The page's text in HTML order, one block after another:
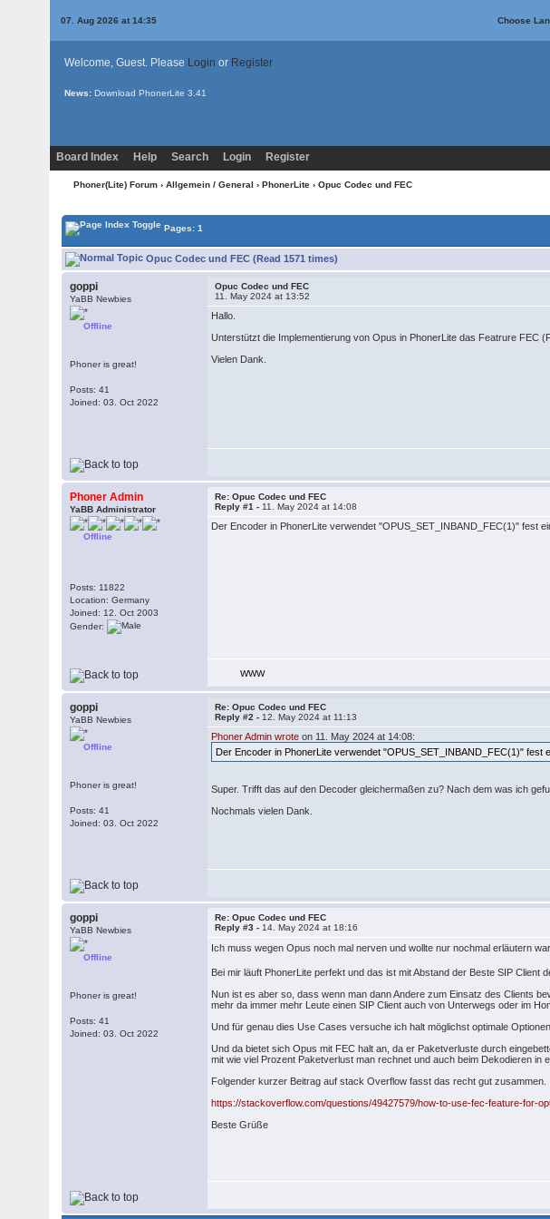
07. Aug 2026 at 14:35 Choose
Welcome, Guest. Please Login or Register
News: Download PhonerLite 3.41
Board Index Help Search Login Register
Phoner(Lite) Forum › Allgemein / General › PhonerLite › Opuc Codec und FEC
Pages: 1
Opuc Codec und FEC (Read 1571 times)
goppi
YaBB Newbies
Offline
Phoner is great!
Posts: 41
Joined: 03. Oct 2022
Opuc Codec und FEC
11. May 2024 at 13:52
Hallo.
Unterstützt die Implementierung von Opus in PhonerLite das Featrure FEC
Vielen Dank.
Phoner Admin
YaBB Administrator
Offline
Posts: 11822
Location: Germany
Joined: 12. Oct 2003
Gender:
Re: Opuc Codec und FEC
Reply #1 - 11. May 2024 at 14:08
Der Encoder in PhonerLite verwendet "OPUS_SET_INBAND_FEC(1)" fest
WWW
goppi
YaBB Newbies
Offline
Phoner is great!
Posts: 41
Joined: 03. Oct 2022
Re: Opuc Codec und FEC
Reply #2 - 12. May 2024 at 11:13
Phoner Admin wrote on 11. May 2024 at 14:08:
Der Encoder in PhonerLite verwendet "OPUS_SET_INBAND_FEC(1)" fest
Super. Trifft das auf den Decoder gleichermaßen zu? Nach dem was ich
Nochmals vielen Dank.
goppi
YaBB Newbies
Offline
Phoner is great!
Posts: 41
Joined: 03. Oct 2022
Re: Opuc Codec und FEC
Reply #3 - 14. May 2024 at 18:16
Ich muss wegen Opus noch mal nerven und wollte nur nochmal erläutern
Bei mir läuft PhonerLite perfekt und das ist mit Abstand der Beste SIP Client
Nun ist es aber so, dass wenn man dann Andere zum Einsatz des Clients
mehr da immer mehr Leute einen SIP Client auch von Unterwegs oder im
Und für genau dies Use Cases versuche ich halt möglichst optimale
Und da bietet sich Opus mit FEC halt an, da er Paketverluste durch
mit wie viel Prozent Paketverlust man rechnet und auch beim Dekodieren in
Folgender kurzer Beitrag auf stack Overflow fasst das recht gut zusammen.
https://stackoverflow.com/questions/49427579/how-to-use-fec-feature-for-
Beste Grüße